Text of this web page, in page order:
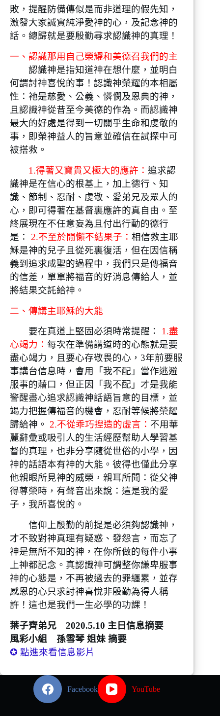
敗，提醒防備傳似是而非道理的假先知，
激發大家誠實純淨愛神的心，及記念神的
話。總歸就是要殷勤尋求認識神的真理！
一、認識那用自己榮耀和美德召我們的主
認識神是指知道神在想什麼，並明白
何謂討神喜悅的事！認識神榮耀的本相屬
性：祂是慈愛、公義、憐憫及恩典的神，
且認識神從昔至今美德的作為。而認識神
最大的好處是得到一切關乎生命和虔敬的
事，即榮神益人的旨意並確信在試探中可
被搭救。
1.得著又寶貴又極大的應許： 追求認
識神是在信心的根基上，加上德行、知
識、節制、忍耐、虔敬、愛弟兄及眾人的
心，即可得著在基督裏應許的真自由。至
終展現在不任意妄為且付出行動的德行
是：
2.不至於閒懶不結果子： 相信救主耶
穌是神的兒子且從死裏復活，但在因信稱
義到追求成聖的過程中，我們只是傳福音
的信差，單單將福音的好消息傳給人，並
將結果交託給神。
二、傳講主耶穌的大能
要在真道上堅固必須時常提醒：
1.盡
心竭力： 每次在準備講道時的心態就是要
盡心竭力，且要心存敬畏的心，3年前要服
事講台信息時，會用「我不配」當作逃避
服事的藉口，但正因「我不配」才是我能
警醒盡心追求認識神話語旨意的目標，並
竭力把握傳福音的機會，忍耐等候將榮耀
歸給神。 2.不從乖巧揑造的虛言： 不用華
麗辭彙或吸引人的生活經歷幫助人學習基
督的真理，也非分享隨從世俗的小學，因
神的話語本有神的大能。彼得也僅此分享
他親眼所見神的威榮，親耳所聞：從父神
得尊榮時，有聲音出來說：這是我的愛
子，我所喜悅的。
信仰上殷勤的前提是必須夠認識神，
才不致對神真理有疑惑、發怨言，而忘了
神是無所不知的神，在你所做的每件小事
上神都記念。真認識神可調整你謙卑服事
神的心態是，不再被過去的罪纒累，並存
感恩的心只求討神喜悅非殷勤為得人稱
許！這也是我們一生必學的功課！
葉子齊弟兄 2020.5.10 主日信息摘要
風彩小組 孫雪琴 姐妹 摘要
✪ 點進來看信息影片
Facebook YouTube